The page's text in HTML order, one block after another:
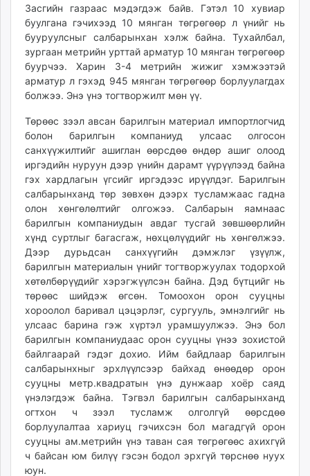
mminfo.mn
ugluu.mn
urlag.mn
unen.mn
asu.mn
shudarga.mn
unuudur.mn
isee.mn
mglradio.com
fact.mn
itoim.mn
tumen.mn
shuum.mn
times.mn
tvmongolia.mn
mass.mn
unegui.mn
assa.mn
toim.mn
tac.mn
paparazzi.mn
unread.today
Засгийн газраас мэдэгдэж байв. Гэтэл 10 хувиар
буулгана гэчихээд 10 мянган төгрөгөөр л үнийг нь
бууруулсныг салбарынхан хэлж байна. Тухайлбал,
зургаан метрийн урттай арматур 10 мянган төгрөгөөр
буурчээ. Харин 3-4 метрийн жижиг хэмжээтэй
арматур л гэхэд 945 мянган төгрөгөөр борлуулагдах
болжээ. Энэ үнэ тогтворжилт мөн үү.
Төрөөс зээл авсан барилгын материал импортлогчид
болон барилгын компаниуд улсаас олго­сон
санхүүжилтийг ашиглан өөрс­дөө өндөр ашиг олоод
иргэдийн ну­руун дээр үнийн дарамт үүрүүлээд байна
гэх хардлагын үгсийг иргэ­дээс ирүүлдэг. Барилгын
салба­рын­ханд төр зөвхөн дээрх тус­лам­жаас гадна
олон хөнгөлөлтийг олго­жээ. Салбарын яамнаас
барилгын компаниу­дын авдаг тусгай зөвшөөрлийн
хүнд суртлыг багасгаж, нөхцө­лүү­дийг нь хөнгөлжээ.
Дээр дурьдсан санхүүгийн дэмжлэг үзүүлж,
барилгын материалын үнийг тогтворжуулах тодорхой
хөтөлбөрүүдийг хэрэгжүүлсэн байна. Дэд бүтцийг нь
төрөөс шийдэж өгсөн. Томоохон орон сууцны
хороолол баривал цэцэрлэг, сургууль, эмнэлгийг нь
улсаас барина гэж хүртэл урамшуулжээ. Энэ бол
барилгын компаниудаас орон сууцны үнээ зохистой
байлгаарай гэдэг дохио. Ийм байдлаар барилгын
салбарынхныг эрхлүүлсээр байхад өнөөдөр орон
сууцны метр.квадратын үнэ дун­жаар хоёр саяд
үнэлэгдэж байна. Тэгвэл барилгын салбарынханд
огтхон ч зээл тусламж олголгүй өөрсдөө
борлуулалтаа хариуц гэчихсэн бол магадгүй орон
сууцны ам.метрийн үнэ таван сая төгрөгөөс ахихгүй
ч байсан юм билүү гэсэн бодол эрхгүй төрснөө нуух
юун.